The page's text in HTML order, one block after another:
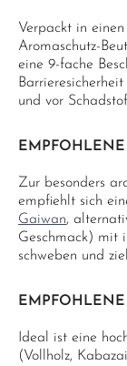
Verpackt in
Aromaschutz-
eine 9-fache
und vor
Zur besonders
empfiehlt sich
Gaiwan,
Geschmack) mit
schweben und
Ideal ist eine
(Vollholz,